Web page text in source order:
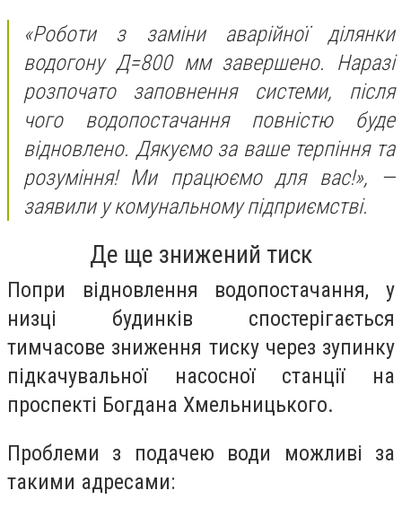
«Роботи з заміни аварійної ділянки
водогону Д=800 мм завершено. Наразі
розпочато заповнення системи, після
чого водопостачання повністю буде
відновлено. Дякуємо за ваше терпіння та
розуміння! Ми працюємо для вас!», —
заявили у комунальному підприємстві.
Де ще знижений тиск
Попри відновлення водопостачання, у
низці будинків спостерігається
тимчасове зниження тиску через зупинку
підкачувальної насосної станції на
проспекті Богдана Хмельницького.
Проблеми з подачею води можливі за
такими адресами: